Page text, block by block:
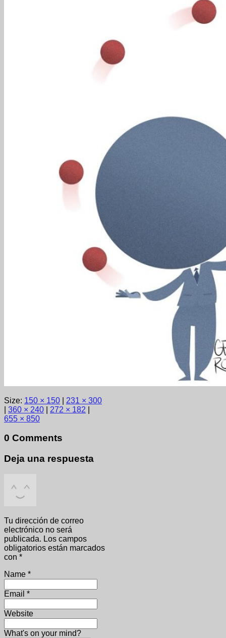
Size: 150 × 150
231 × 300
360 × 240 272 × 182
655 × 850
0 Comments
Deja una respuesta
Tu dirección de correo
electrónico no será
publicada. Los campos
obligatorios están marcados
con *
Name *
Email *
Website
What's on your mind?